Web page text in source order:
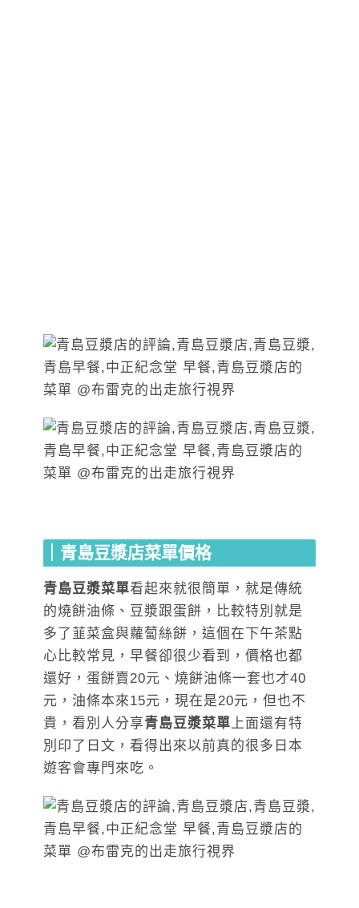
｜青島豆漿店菜單價格
青島豆漿菜單看起來就很簡單，就是傳統
的燒餅油條、豆漿跟蛋餅，比較特別就是
多了韮菜盒與蘿蔔絲餅，這個在下午茶點
心比較常見，早餐卻很少看到，價格也都
還好，蛋餅賣20元、燒餅油條一套也才40
元，油條本來15元，現在是20元，但也不
貴，看別人分享青島豆漿菜單 上面還有特
別印了日文，看得出來以前真的很多日本
遊客會專門來吃。